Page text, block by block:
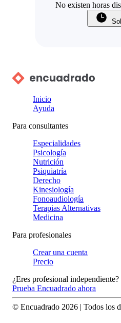
No existen horas
Inicio
Ayuda
Para consultantes
Especialidades
Psicología
Nutrición
Psiquiatría
Derecho
Kinesiología
Fonoaudiología
Terapias Alternativas
Medicina
Para profesionales
Crear una cuenta
Precio
¿Eres profesional independiente?
Prueba Encuadrado ahora
© Encuadrado 2026 | Todos los